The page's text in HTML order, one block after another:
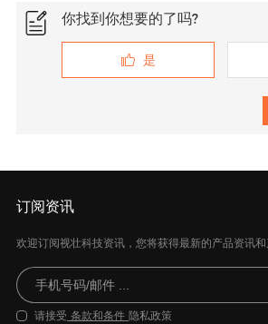
你找到你想要的了吗?
 是
订阅资讯
欢迎订阅视壮科技资讯，您将获得最新的产品资讯和
请接受 条款和条件 隐私政策